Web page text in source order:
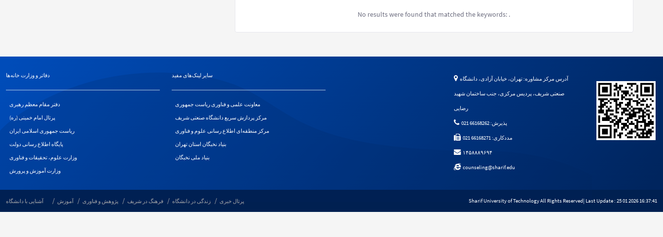
No results were found that matched the keywords: .
دفاتر و وزارت خانه‌ها
دفتر مقام معظم رهبری
پرتال امام خمینی (ره)
ریاست جمهوری اسلامی ایران
پایگاه اطلاع رسانی دولت
وزارت علوم، تحقیقات و فناوری
وزارت آموزش و پرورش
سایر لینک‌های مفید
معاونت علمی و فناوری ریاست جمهوری
مرکز پردازش سریع دانشگاه صنعتی شریف
مرکز منطقه‌ای اطلاع رسانی علوم و فناوری
بنیاد نخبگان استان تهران
بنیاد ملی نخبگان
صنعتی شریف، پردیس مرکزی، جنب ساختمان شهید
رضایی
پذیرش: 66168262 021
مددکاری: 66168271 021
۱۴۵۸۸۸۹۶۹۴
counseling@sharif.edu
آشنایی با دانشگاه آموزش پژوهش و فناوری فرهنگ در شریف زندگی در دانشگاه پرتال خبری Sharif University of Technology All Rights Reserved| Last Update : 25 01 2026 16:37:41